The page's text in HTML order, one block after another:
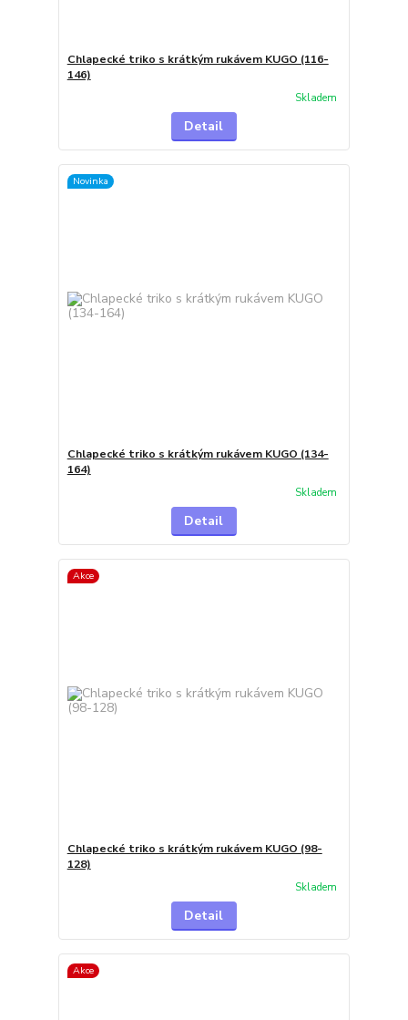
Chlapecké triko s krátkým rukávem KUGO (116-
146)
Skladem
Detail
Novinka
Chlapecké triko s krátkým rukávem KUGO (134-
164)
Skladem
Detail
Akce
Chlapecké triko s krátkým rukávem KUGO (98-
128)
Skladem
Detail
Akce